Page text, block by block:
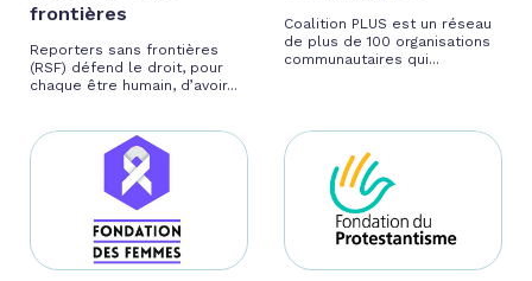
frontières
Reporters sans frontières
(RSF) défend le droit, pour
chaque être humain, d’avoir...
Coalition PLUS est un réseau
de plus de 100 organisations
communautaires qui...